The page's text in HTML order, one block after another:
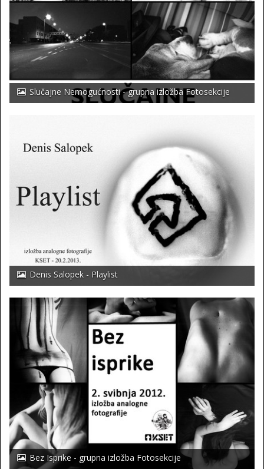
Slučajne Nemogućnosti - grupna izložba Fotosekcije
Denis Salopek - Playlist
Bez Isprike - grupna izložba Fotosekcije